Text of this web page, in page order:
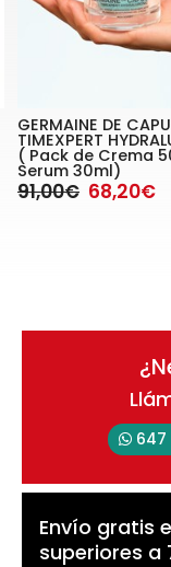
GERMAINE DE
TIMEXPERT
( Pack de Crema
Serum 30ml)
91,00€ 68,20€
647
Envío gratis
superiores a